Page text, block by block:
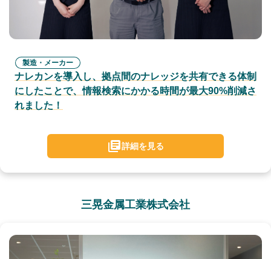
製造・メーカー
ナレカンを導入し、拠点間のナレッジを共有できる体制
にしたことで、情報検索にかかる時間が最大90%削減さ
れました！
詳細を見る
三晃金属工業株式会社